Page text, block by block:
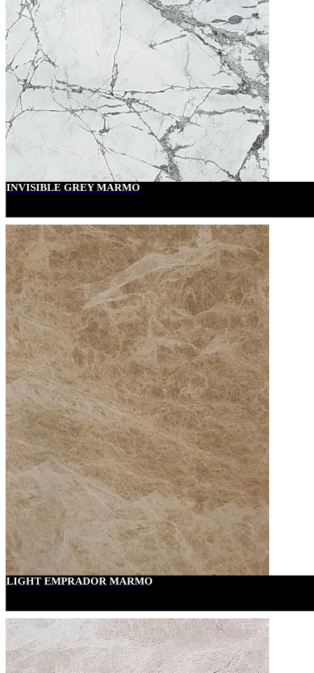
INVISIBLE GREY MARMO
LIGHT EMPRADOR MARMO